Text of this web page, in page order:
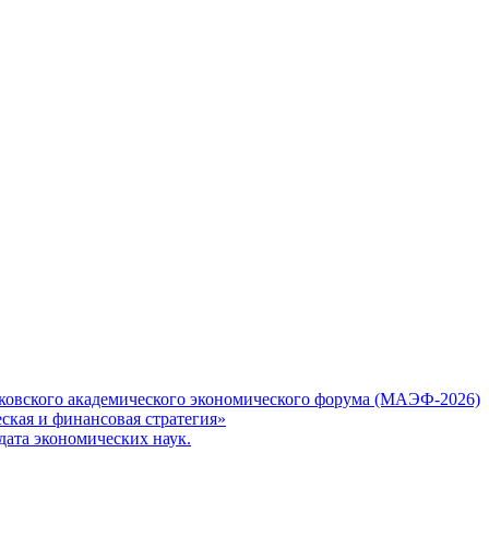
академического экономического форума (МАЭФ-2026)
и финансовая стратегия»
экономических наук.